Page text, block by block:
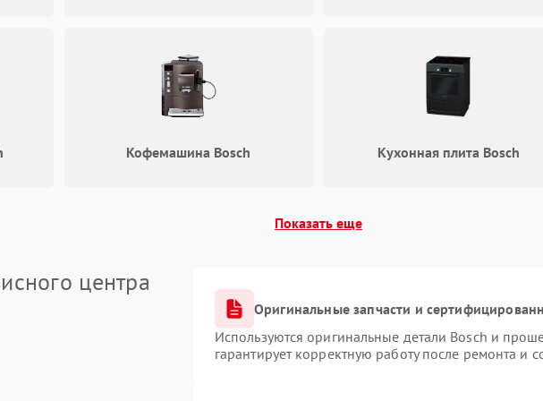
Проблемы с системой
автоматической разморозки
1 год
Кофемашина Bosch Кухонная плита Bosch
Показать еще
центра
Оригинальные запчасти и
Используются оригинальные детали Bosch и
гарантирует корректную работу после ремонта и